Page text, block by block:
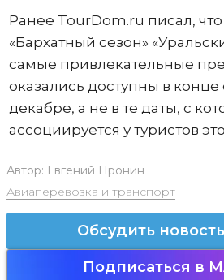
Ранее TourDom.ru писал, что
«Бархатный сезон»
самые привлекательные
оказались доступны в
декабре, а не в те даты, с
ассоциируется у туристов
Автор: Евгений Пронин
Авиаперевозка и транспорт
Обсудить новость
Подписаться в